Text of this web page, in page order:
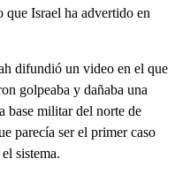
que Israel ha advertido en
difundió un video en el que
golpeaba y dañaba una
base militar del norte de
parecía ser el primer caso
sistema.